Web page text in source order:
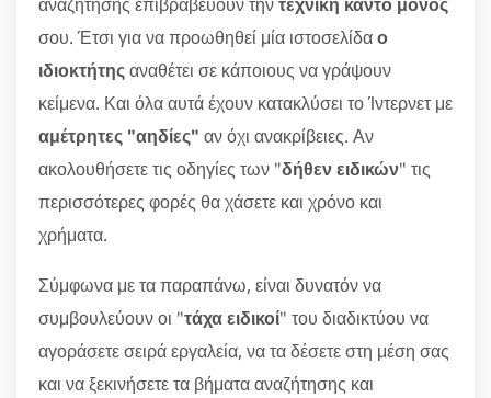
σου. Έτσι για να προωθηθεί μία ιστοσελίδαο
ιδιοκτήτηςαναθέτει σε κάποιους να γράψουν
κείμενα. Και όλα αυτά έχουν κατακλύσει το Ίντερνετ με
αμέτρητες "αηδίες" αν όχι ανακρίβειες. Αν
ακολουθήσετε τις οδηγίες των "δήθεν ειδικών" τις
περισσότερες φορές θα χάσετε και χρόνο και
χρήματα.
Σύμφωνα με τα παραπάνω, είναι δυνατόν να
συμβουλεύουν οι "τάχα ειδικοί" του διαδικτύου να
αγοράσετε σειρά εργαλεία, να τα δέσετε στη μέση σας
και να ξεκινήσετε τα βήματα αναζήτησης και